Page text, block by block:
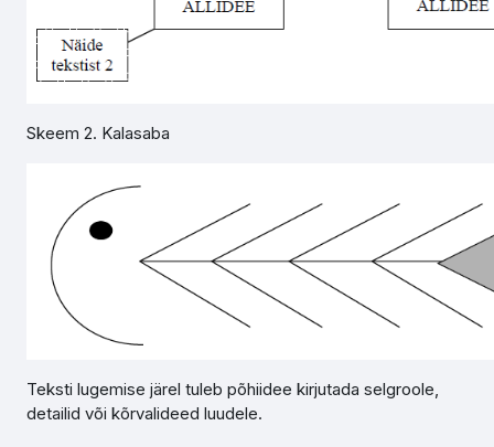
Skeem 2. Kalasaba
Teksti lugemise järel tuleb põhiidee kirjutada selgroole,
detailid või kõrvalideed luudele.